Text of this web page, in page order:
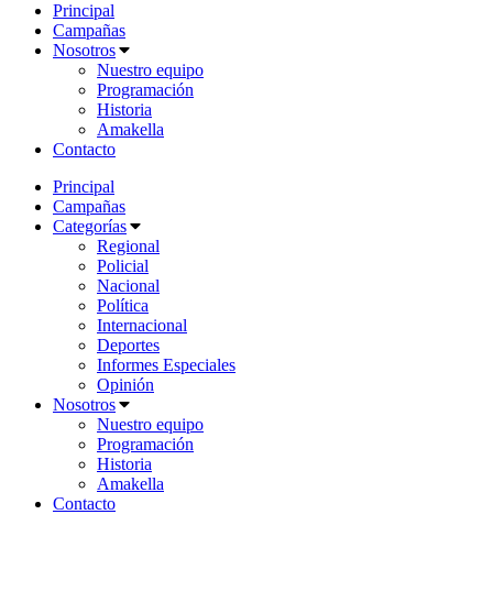
Principal
Campañas
Nosotros
Nuestro equipo
Programación
Historia
Amakella
Contacto
Principal
Campañas
Categorías
Regional
Policial
Nacional
Política
Internacional
Deportes
Informes Especiales
Opinión
Nosotros
Nuestro equipo
Programación
Historia
Amakella
Contacto